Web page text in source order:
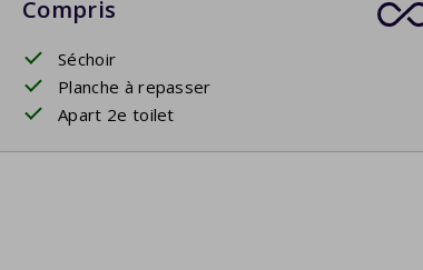
Compris
Séchoir
Planche à repasser
Apart 2e toilet